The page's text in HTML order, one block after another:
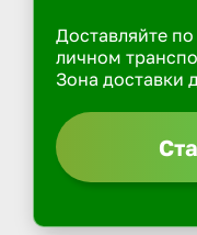
Доставляйте
личном
Зона доставки